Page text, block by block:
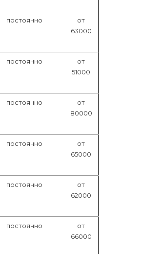
постоянно
от
63000
постоянно
от
51000
постоянно
от
80000
постоянно
от
65000
постоянно
от
62000
постоянно
от
66000